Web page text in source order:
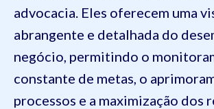
advocacia. Eles oferecem uma
abrangente e detalhada do
negócio, permitindo o
constante de metas, o
processos e a maximização dos